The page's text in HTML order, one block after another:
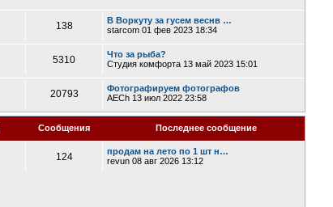
138
В Воркуту за гусем веснв …
starcom 01 фев 2023 18:34
5310
Что за рыба?
Студия комфорта 13 май 2023 15:01
20793
Фотографируем фотографов
AECh 13 июл 2022 23:58
Сообщения Последнее сообщение
124
продам на лето по 1 шт н…
revun 08 авг 2026 13:12